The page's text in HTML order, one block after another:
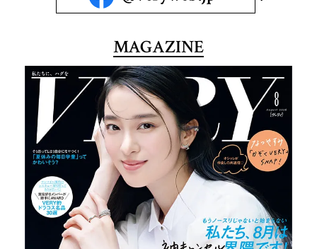
MAGAZINE